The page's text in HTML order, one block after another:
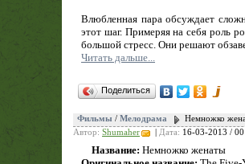
Влюбленная пара обсуждает
этот шаг. Примеряя на себя роль
большой стресс. Они решают
Читать дальше...
Поделиться
Фильмы / Мелодрама
Немножко
Автор: Shumaher Дата: 16-03-2013 /
Название: Немножко женаты